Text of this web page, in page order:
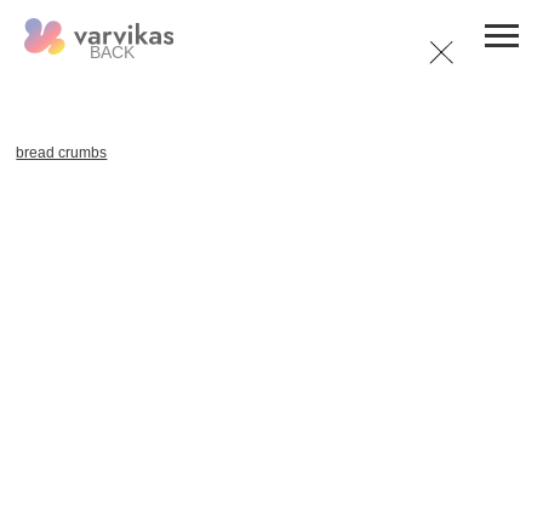
BACK
bread crumbs